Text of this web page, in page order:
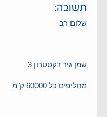
תשובה:
שלום רב
שמן גיר דקסטרון 3
מחליפים כל 60000 ק"מ